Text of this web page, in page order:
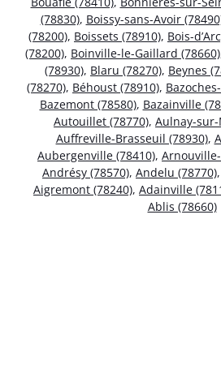
(78830), Boissy-sans-Avoir
(78200), Boissets (78910), Bois-
(78200), Boinville-le-Gaillard (78660)
(78930), Blaru (78270), Beynes
(78270), Béhoust (78910),
Bazemont (78580), Bazainville
Autouillet (78770), Aulnay-
Auffreville-Brasseuil (78930),
Aubergenville (78410),
Andrésy (78570), Andelu (78770),
Aigremont (78240), Adainville
Ablis (78660)